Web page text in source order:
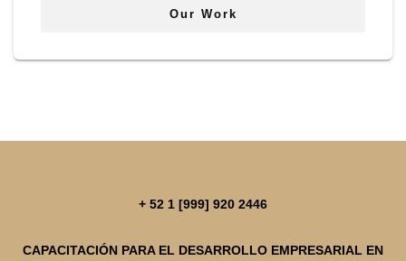
Our Work
+ 52 1 [999] 920 2446
CAPACITACIÓN PARA EL DESARROLLO EMPRESARIAL EN